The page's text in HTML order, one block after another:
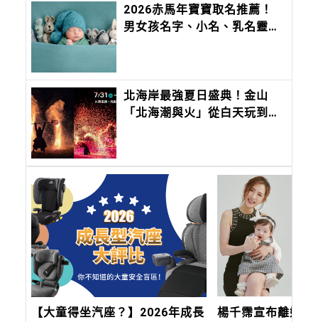
2026赤馬年寶寶取名推薦！
男女孩名字、小名、乳名靈感
北海岸最強夏日盛典！金山
「北海潮與火」從白天玩到夜
【大童得坐汽座？】2026年成長
楊千霈宣布離婚！